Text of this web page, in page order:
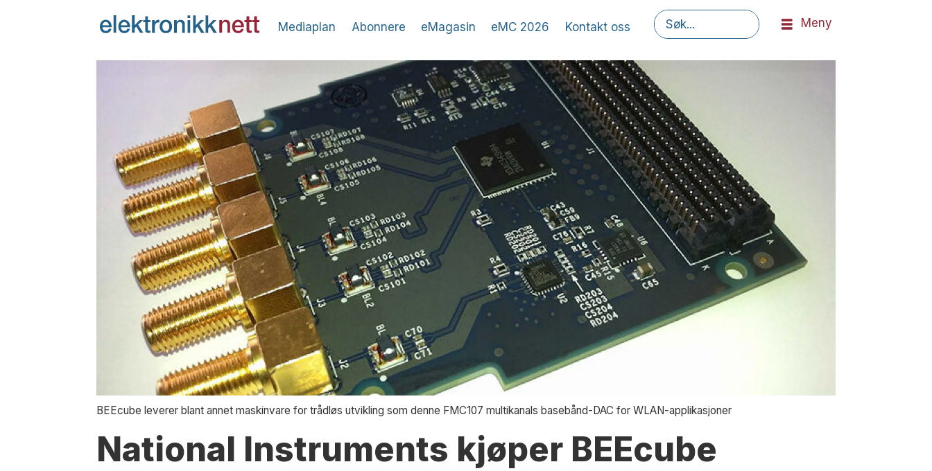
Mediaplan Abonnere eMagasin eMC 2026 Kontakt oss Søk
Meny
BEEcube leverer blant annet maskinvare for trådløs utvikling som denne FMC107 multikanals basebånd-DAC for WLAN-applikasjoner
National Instruments kjøper BEEcube